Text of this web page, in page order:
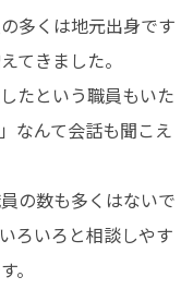
多くは地元出身です
てきました。
たという職員もいた
なんて会話も聞こえ
の数も多くはないで
ろいろと相談しやす
。